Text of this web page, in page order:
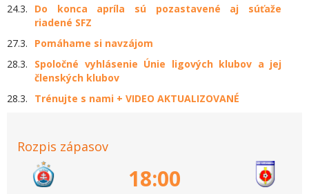
24.3.
Do konca apríla sú pozastavené aj súťaže
riadené SFZ
27.3.
Pomáhame si navzájom
28.3.
Spoločné vyhlásenie Únie ligových klubov a jej
členských klubov
28.3.
Trénujte s nami + VIDEO AKTUALIZOVANÉ
Rozpis zápasov
18:00